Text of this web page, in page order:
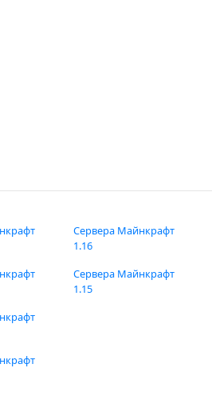
Сервера Майнкрафт
1.16
Сервера Майнкрафт
1.15